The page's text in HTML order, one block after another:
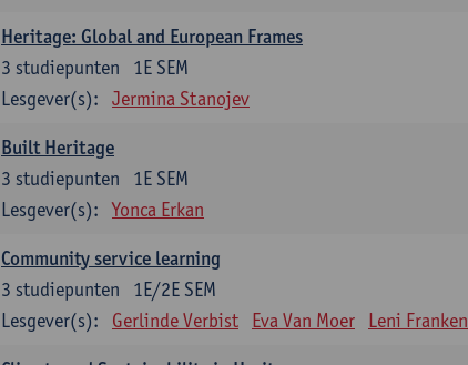
Heritage: Global and European Frames
1E SEM
3 studiepunten
Lesgever(s):
Jermina Stanojev
Built Heritage
1E SEM
3 studiepunten
Lesgever(s):
Yonca Erkan
Community service learning
1E/2E SEM
3 studiepunten
Lesgever(s):
Gerlinde Verbist Eva Van Moer Leni Franken